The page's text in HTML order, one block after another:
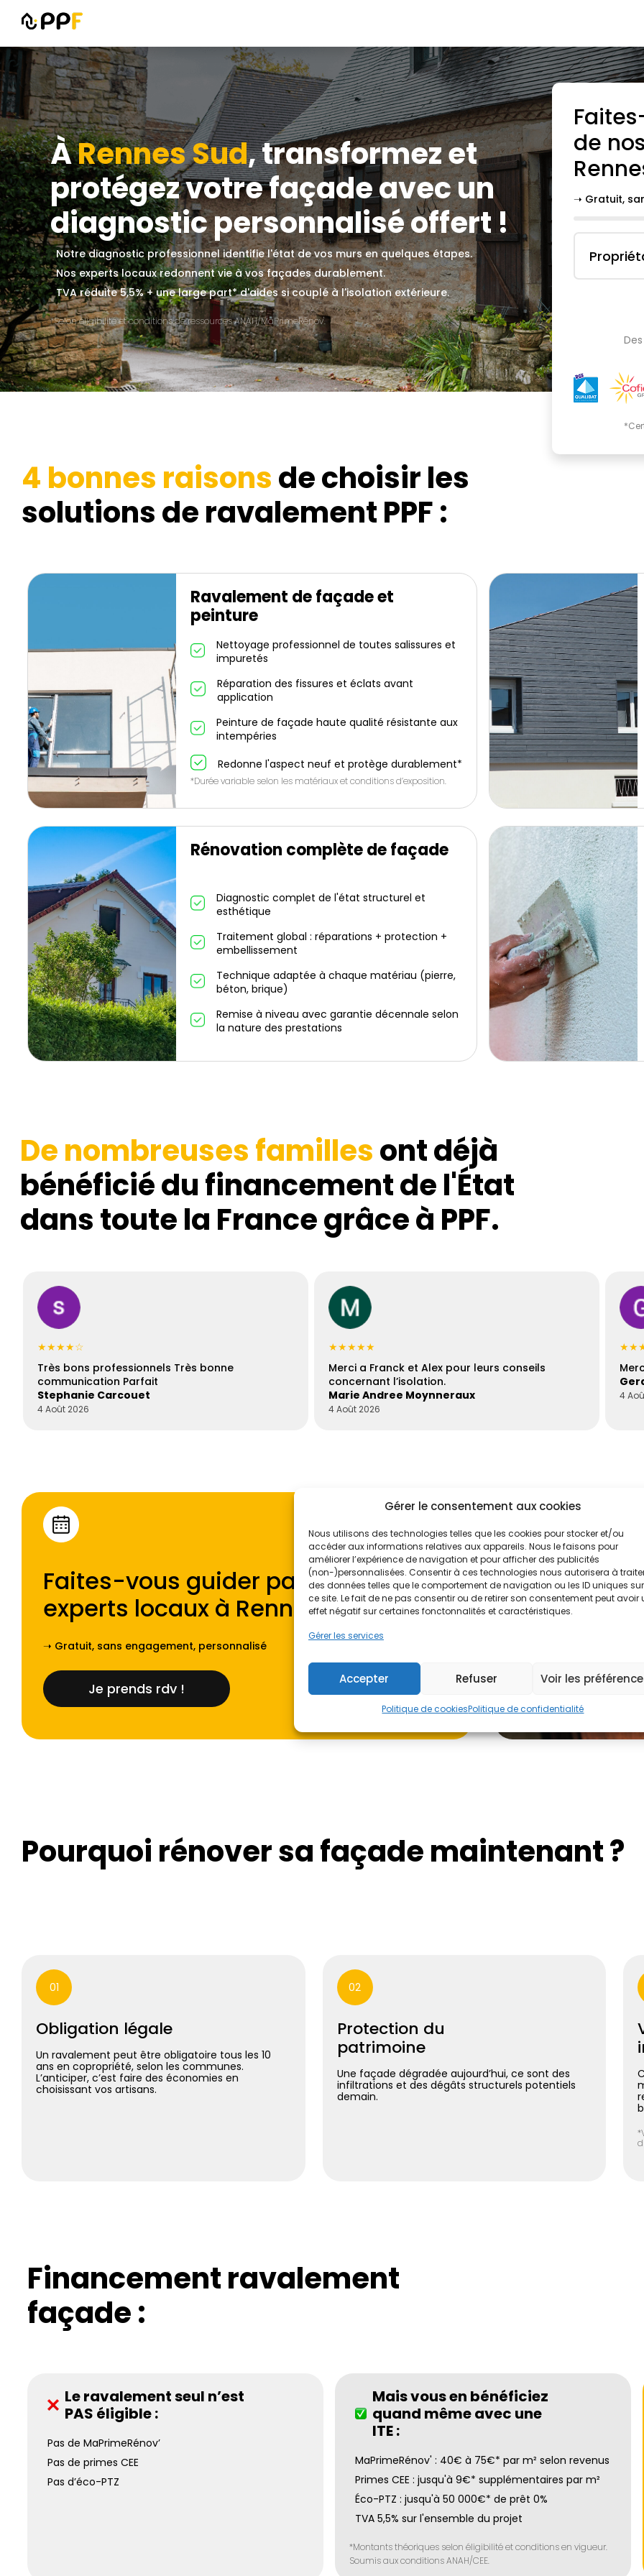
Gérer le consentement aux cookies
Nous utilisons des technologies telles que les cookies pour stocker et/ou
accéder aux informations relatives aux appareils. Nous le faisons pour
améliorer l’expérience de navigation et pour afficher des publicités
(non-)personnalisées. Consentir à ces technologies nous autorisera à
des données telles que le comportement de navigation ou les ID uniques sur
ce site. Le fait de ne pas consentir ou de retirer son consentement peut avoir
effet négatif sur certaines fonctonnalités et caractéristiques.
Gérer les services
Accepter Refuser Voir les
Politique de cookiesPolitique de confidentialité
ÀRennes Sud, transformez et
protégez votre façade avec un
diagnostic personnalisé offert !
Notre diagnostic professionnel identifie l'état de vos murs en quelques étapes.
Nos experts locaux redonnent vie à vos façades durablement.
TVA réduite 5,5% + une large part* d'aides si couplé à l'isolation extérieure.
*Selon éligibilité et conditions de ressources ANAH/MaPrimeRénov'.
de
➝ Gratuit,
4 bonnes raisonsde choisir les
solutions de ravalement PPF :
Ravalement de façade et
peinture
Nettoyage professionnel de toutes salissures et
impuretés
Réparation des fissures et éclats avant
application
Peinture de façade haute qualité résistante aux
intempéries
Redonne l'aspect neuf et protège durablement*
*Durée variable selon les matériaux et conditions d’exposition.
Rénovation complète de façade
Diagnostic complet de l'état structurel et
esthétique
Traitement global : réparations + protection +
embellissement
Technique adaptée à chaque matériau (pierre,
béton, brique)
Remise à niveau avec garantie décennale selon
la nature des prestations
De nombreuses famillesont déjà
bénéficié du financement de l'État
dans toute la France grâce à PPF.
★★★★☆
Très bons professionnels Très bonne
communication Parfait
Stephanie Carcouet
4 Août 2026
★★★★★
Merci a Franck et Alex pour leurs conseils
concernant l’isolation.
Marie Andree Moynneraux
4 Août 2026
4
Faites-vous guider par l'un de nos
experts locaux à Rennes Sud.
➝ Gratuit, sans engagement, personnalisé
Je prends rdv !
Pourquoi rénover sa façade maintenant ?
01
Obligation légale
Un ravalement peut être obligatoire tous les 10
ans en copropriété, selon les communes.
L’anticiper, c’est faire des économies en
choisissant vos artisans.
02
Protection du
patrimoine
Une façade dégradée aujourd’hui, ce sont des
infiltrations et des dégâts structurels potentiels
demain.
Financement ravalement
façade :
Le ravalement seul n’est
PAS éligible :
Pas de MaPrimeRénov’
Pas de primes CEE
Pas d’éco-PTZ
Mais vous en bénéficiez
quand même avec une
ITE :
MaPrimeRénov' : 40€ à 75€* par m² selon revenus
Primes CEE : jusqu'à 9€* supplémentaires par m²
Éco-PTZ : jusqu'à 50 000€* de prêt 0%
TVA 5,5% sur l'ensemble du projet
*Montants théoriques selon éligibilité et conditions en vigueur.
Soumis aux conditions ANAH/CEE.